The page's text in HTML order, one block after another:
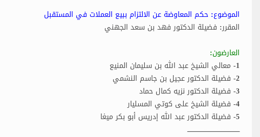
الموضوع: حكم المعاوضة عن الالتزام ببيع العملات في المستقبل
المقرر: فضيلة الدكتور فهد بن سعد الجهني
العارضون:
1- معالي الشيخ عبد الله بن سليمان المنيع
2- فضيلة الدكتور عجيل بن جاسم النشمي
3- فضيلة الدكتور نزيه كمال حماد
4- فضيلة الشيخ على كوتي المسليار
5- فضيلة الدكتور عبد الله إدريس أبو بكر ميغا
ـــــــــــــــــــــــــــــــــــــــــــــــــــ